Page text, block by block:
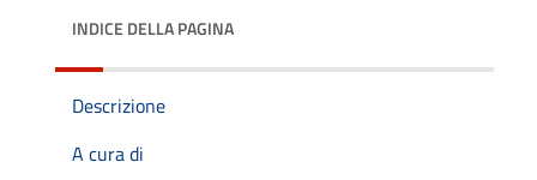
INDICE DELLA PAGINA
Descrizione
A cura di